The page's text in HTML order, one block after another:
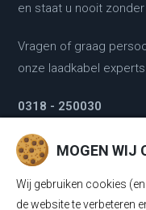
en staat u nooit
Vragen of graag
onze laadkabel experts
0318 - 250030
KLANTENSERVICE
Klantenservice
MOGEN WIJ
Wij gebruiken cookies
de website te verbeteren